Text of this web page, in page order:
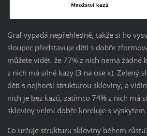
Graf vypadá nepřehledně, takže si ho
sloupec představuje děti s dobře
můžete vidět, že 77% z nich nemá žádné
z nich má silné kazy (3 na ose x). Zelený
děti s nejhorší strukturou skloviny, a
nich je bez kazů, zatímco 74% z nich má
skloviny velmi dobře koreluje s výskytem
Co určuje strukturu skloviny během